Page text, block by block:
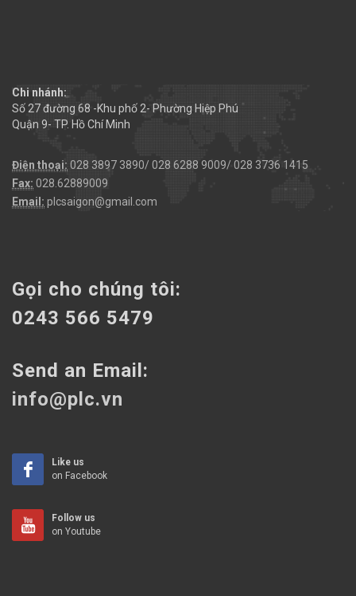
Chi nhánh:
Số 27 đường 68 -Khu phố 2- Phường Hiệp Phú
Quận 9- TP. Hồ Chí Minh
Điện thoại: 028 3897 3890/ 028 6288 9009/ 028 3736 1415
Fax: 028.62889009
Email: plcsaigon@gmail.com
Gọi cho chúng tôi:
0243 566 5479
Send an Email:
info@plc.vn
Like us
on Facebook
Follow us
on Youtube